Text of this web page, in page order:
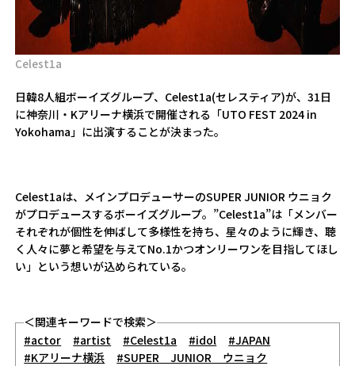
Celest1a
日韓8人組ボーイズグループ、Celest1a(セレスティア)が、31日
に神奈川・Kアリーナ横浜で開催される「UTO FEST 2024 in
Yokohama」に出演することが決まった。
Celest1aは、メインプロデューサーのSUPER JUNIOR ウニョク
がプロデュースするボーイズグループ。”Celest1a”は「メンバー
それぞれが個性を伸ばして多様性を持ち、星々のように輝き、聴
く人々に夢と希望を与えてNo.1かつオンリーワンを目指してほし
い」という想いが込められている。
＜関連キーワードで検索＞
#actor
#artist #Celest1a #idol
#JAPAN
#Kアリーナ横浜
#SUPER JUNIOR ウニョク